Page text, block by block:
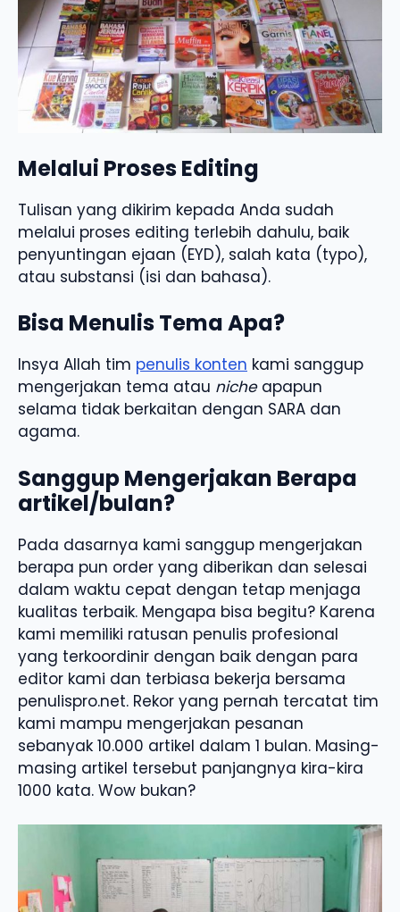
Melalui Proses Editing
Tulisan yang dikirim kepada Anda sudah
melalui proses editing terlebih dahulu, baik
penyuntingan ejaan (EYD), salah kata (typo),
atau substansi (isi dan bahasa).
Bisa Menulis Tema Apa?
Insya Allah tim penulis konten kami sanggup
mengerjakan tema atau nicheapapun
selama tidak berkaitan dengan SARA dan
agama.
Sanggup Mengerjakan Berapa
artikel/bulan?
Pada dasarnya kami sanggup mengerjakan
berapa pun order yang diberikan dan selesai
dalam waktu cepat dengan tetap menjaga
kualitas terbaik. Mengapa bisa begitu? Karena
kami memiliki ratusan penulis profesional
yang terkoordinir dengan baik dengan para
editor kami dan terbiasa bekerja bersama
penulispro.net. Rekor yang pernah tercatat tim
kami mampu mengerjakan pesanan
sebanyak 10.000 artikel dalam 1 bulan. Masing-
masing artikel tersebut panjangnya kira-kira
1000 kata. Wow bukan?